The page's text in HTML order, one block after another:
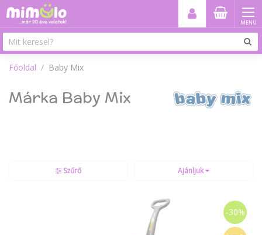
MENÜ
Főoldal Baby Mix
Márka Baby Mix
Szűrő Ajánljuk
-30%